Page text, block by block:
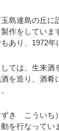
島連島の丘に
作をしていま
あり、1972年
ては、生来酒
を造り、酒肴
ずき こういち
を行なってい